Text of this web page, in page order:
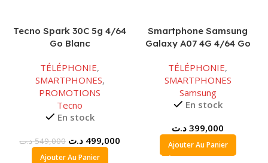
Tecno Spark 30C 5g 4/64
Go Blanc
TÉLÉPHONIE,
SMARTPHONES,
PROMOTIONS
Tecno
En stock
549,000 د.ت
Le
prix
499,000 د.ت
Ajouter Au Panier
Smartphone Samsung
Galaxy A07 4G 4/64 Go
TÉLÉPHONIE,
SMARTPHONES
Samsung
En stock
399,000 د.ت
Ajouter Au Panier